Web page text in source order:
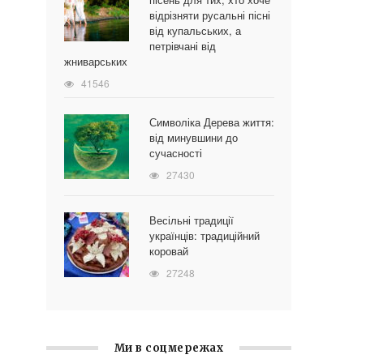
відрізняти русальні пісні
від купальських, а
петрівчані від
жниварських
41546
Символіка Дерева життя:
від минувшини до
сучасності
27430
Весільні традиції
українців: традиційний
коровай
27248
Ми в соцмережах